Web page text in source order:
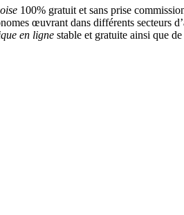
100% gratuit et sans prise
œuvrant dans différents secteurs
en ligne stable et gratuite ainsi que